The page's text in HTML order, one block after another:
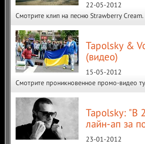
22-05-2012
Смотрите клип на песню Strawberry Cream.
Tapolsky &
(видео)
15-05-2012
Смотрите проникновенное промо-видео
Tapolsky: "В
лайн-ап за
23-01-2012